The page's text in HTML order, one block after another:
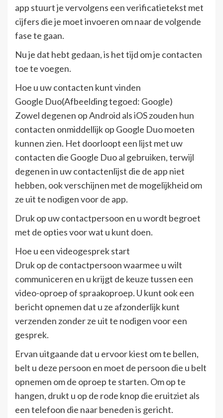
app stuurt je vervolgens een verificatietekst met
cijfers die je moet invoeren om naar de volgende
fase te gaan.
Nu je dat hebt gedaan, is het tijd om je contacten
toe te voegen.
Hoe u uw contacten kunt vinden
Google Duo(Afbeelding tegoed: Google)
Zowel degenen op Android als iOS zouden hun
contacten onmiddellijk op Google Duo moeten
kunnen zien. Het doorloopt een lijst met uw
contacten die Google Duo al gebruiken, terwijl
degenen in uw contactenlijst die de app niet
hebben, ook verschijnen met de mogelijkheid om
ze uit te nodigen voor de app.
Druk op uw contactpersoon en u wordt begroet
met de opties voor wat u kunt doen.
Hoe u een videogesprek start
Druk op de contactpersoon waarmee u wilt
communiceren en u krijgt de keuze tussen een
video-oproep of spraakoproep. U kunt ook een
bericht opnemen dat u ze afzonderlijk kunt
verzenden zonder ze uit te nodigen voor een
gesprek.
Ervan uitgaande dat u ervoor kiest om te bellen,
belt u deze persoon en moet de persoon die u belt
opnemen om de oproep te starten. Om op te
hangen, drukt u op de rode knop die eruitziet als
een telefoon die naar beneden is gericht.